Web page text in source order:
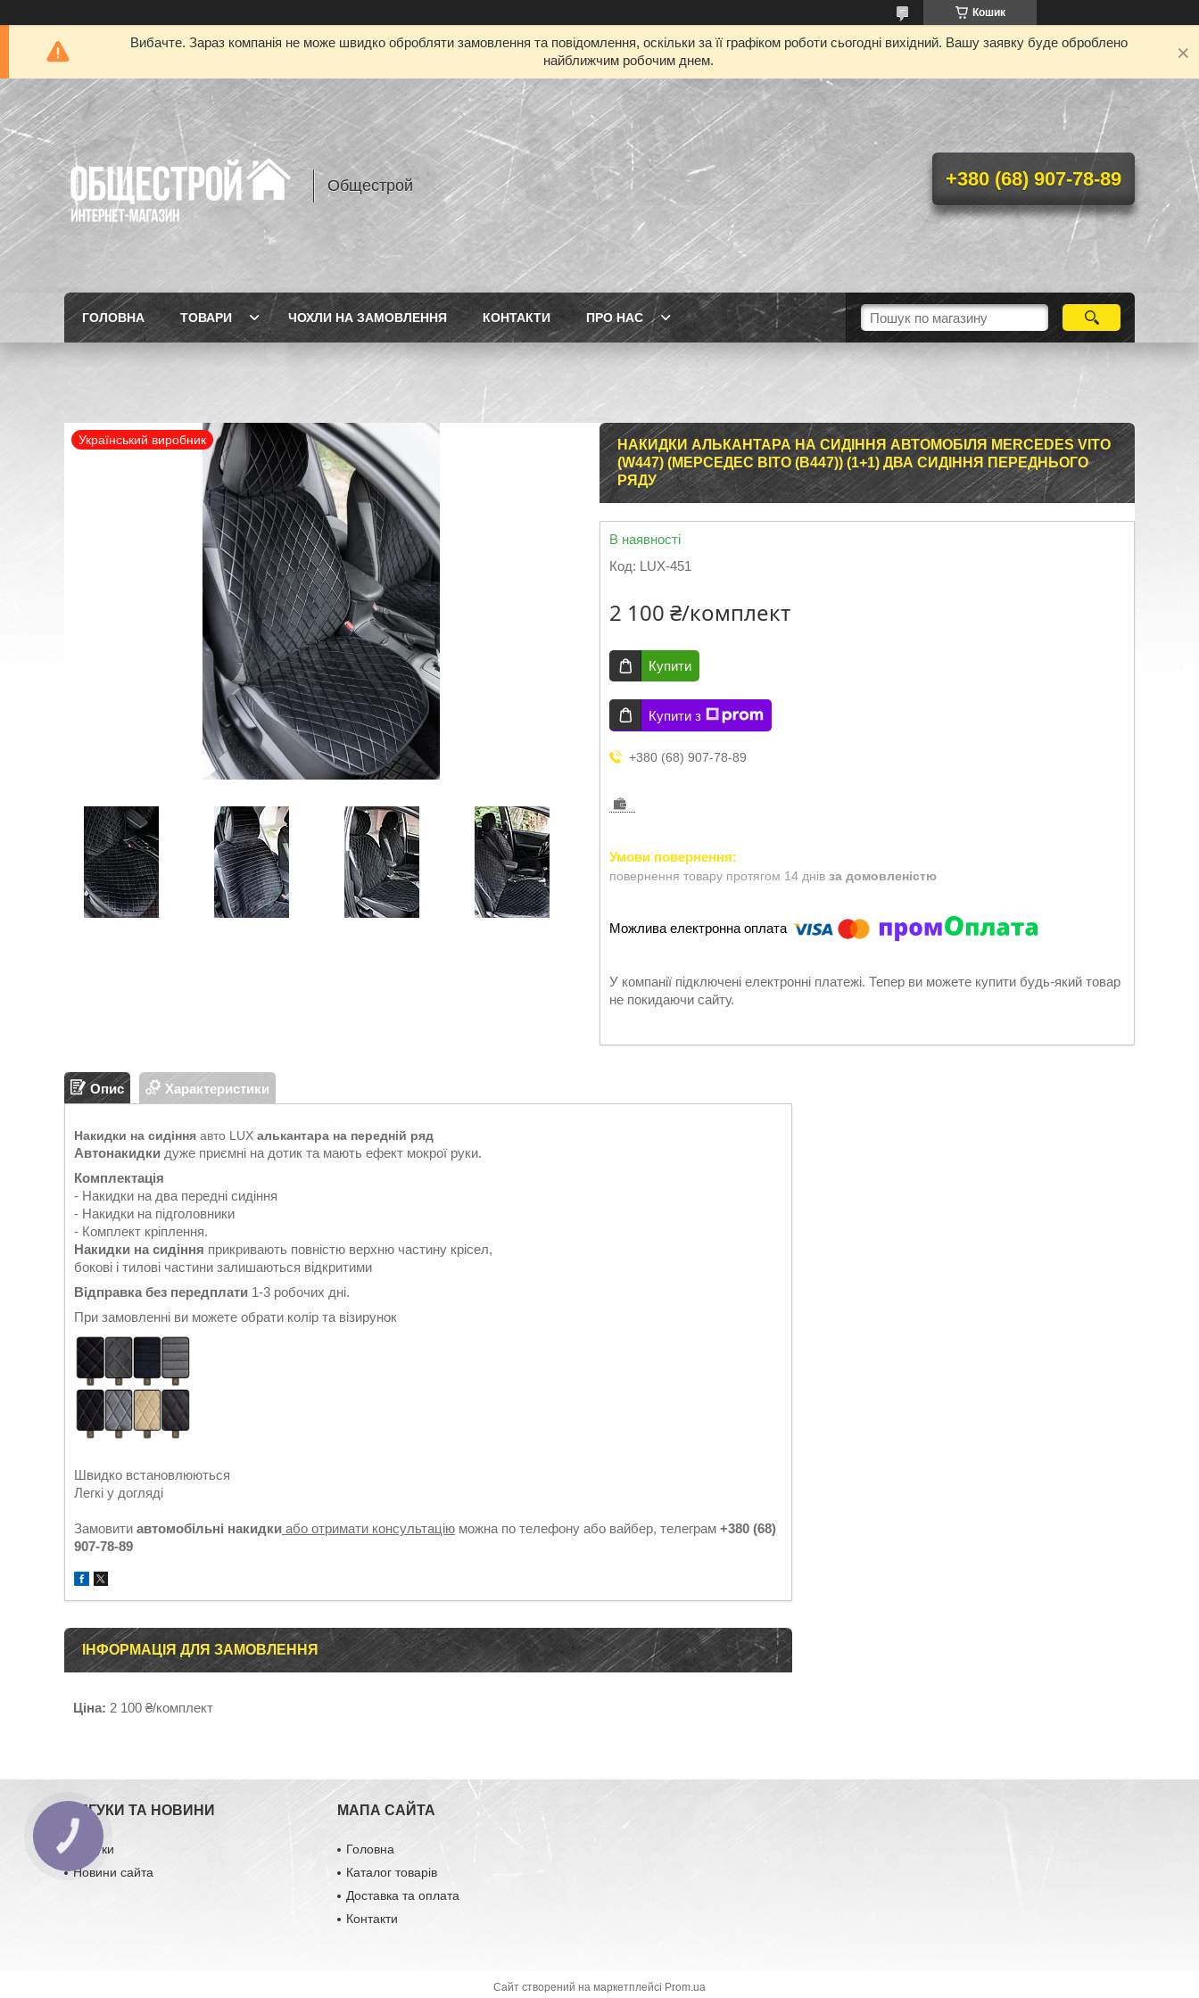
Кошик
Вибачте. Зараз компанія не може швидко обробляти замовлення та повідомлення, оскільки за її графіком роботи сьогодні вихідний. Вашу заявку буде оброблено
найближчим робочим днем.
Общестрой +380 (68) 907-78-89
ГОЛОВНА ТОВАРИ ЧОХЛИ НА ЗАМОВЛЕННЯ КОНТАКТИ ПРО НАС
Український виробник
НАКИДКИ АЛЬКАНТАРА НА СИДІННЯ АВТОМОБІЛЯ MERCEDES VITO
(W447) (МЕРСЕДЕС ВІТО (В447)) (1+1) ДВА СИДІННЯ ПЕРЕДНЬОГО
РЯДУ
В наявності
Код: LUX-451
2 100 ₴/комплект
Купити
Купити з
+380 (68) 907-78-89
повернення товару протягом 14 днів за домовленістю
У компанії підключені електронні платежі. Тепер ви можете купити будь-який товар
не покидаючи сайту.
Опис Характеристики
Накидки на сидіння авто LUX алькантара на передній ряд
Автонакидки дуже приємні на дотик та мають ефект мокрої руки.
Комплектація
- Накидки на два передні сидіння
- Накидки на підголовники
- Комплект кріплення.
Накидки на сидіння прикривають повністю верхню частину крісел,
бокові і тилові частини залишаються відкритими
Відправка без передплати 1-3 робочих дні.
При замовленні ви можете обрати колір та візирунок
Швидко встановлюються
Легкі у догляді
Замовити автомобільні накидки або отримати консультацію можна по телефону або вайбер, телеграм +380 (68)
907-78-89
ІНФОРМАЦІЯ ДЛЯ ЗАМОВЛЕННЯ
Ціна: 2 100 ₴/комплект
ВІДГУКИ ТА НОВИНИ
Відгуки
Новини сайта
МАПА САЙТА
Головна
Каталог товарів
Доставка та оплата
Контакти
Сайт створений на маркетплейсі Prom.ua